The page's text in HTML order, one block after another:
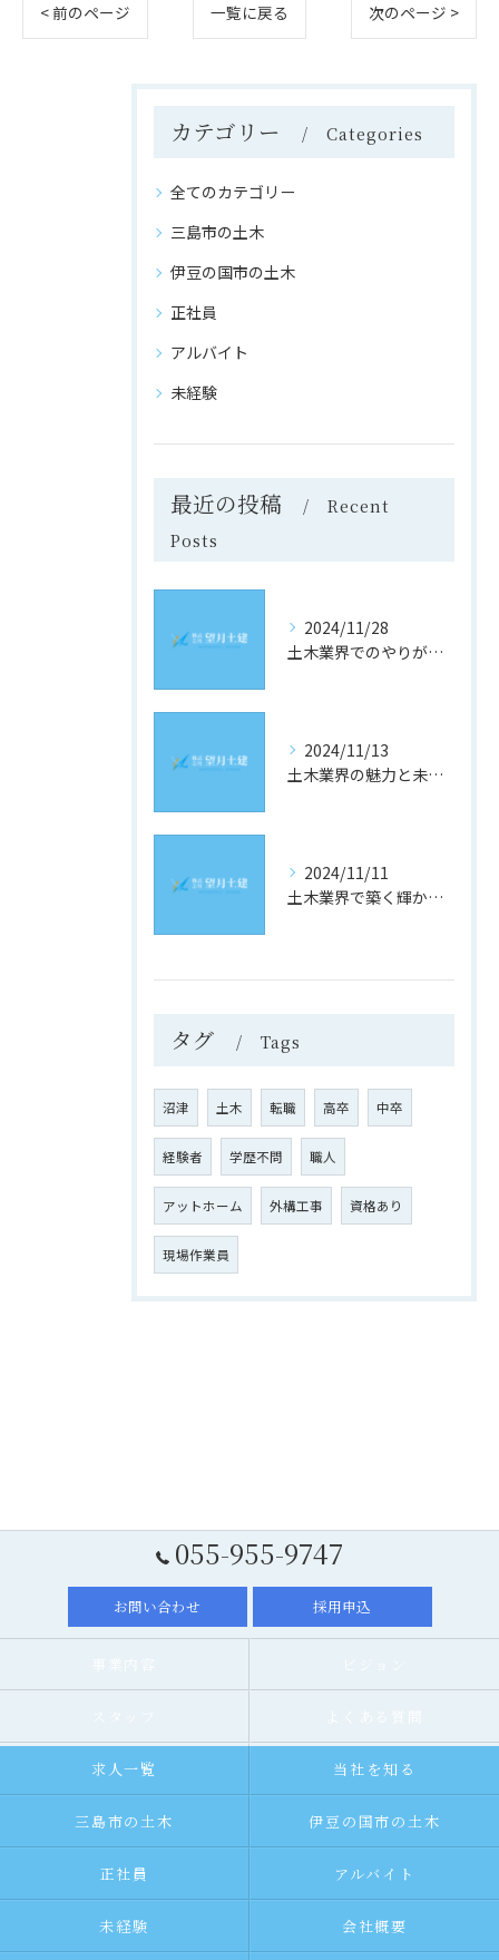
< 前のページ 一覧に戻る 次のページ >
カテゴリー Categories
全てのカテゴリー
三島市の土木
伊豆の国市の土木
正社員
アルバイト
未経験
最近の投稿
Recent
Posts
2024/11/28
土木業界でのやりがいと成長の道
2024/11/13
土木業界の魅力と未来への道
2024/11/11
土木業界で築く輝かしい未来
タグ Tags
沼津 土木 転職 高卒 中卒
経験者 学歴不問 職人
アットホーム 外構工事 資格あり
現場作業員
055-955-9747
お問い合わせ 採用申込
求人一覧 当社を知る
三島市の土木 伊豆の国市の土木
正社員 アルバイト
未経験 会社概要